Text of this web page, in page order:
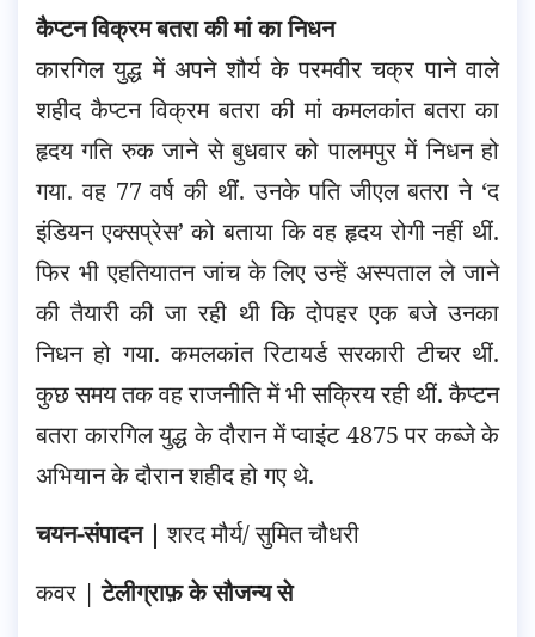
कैप्टन विक्रम बतरा की मां का निधन
कारगिल युद्ध में अपने शौर्य के परमवीर चक्र पाने वाले
शहीद कैप्टन विक्रम बतरा की मां कमलकांत बतरा का
हृदय गति रुक जाने से बुधवार को पालमपुर में निधन हो
गया. वह 77 वर्ष की थीं. उनके पति जीएल बतरा ने ‘द
इंडियन एक्सप्रेस’ को बताया कि वह हृदय रोगी नहीं थीं.
फिर भी एहतियातन जांच के लिए उन्हें अस्पताल ले जाने
की तैयारी की जा रही थी कि दोपहर एक बजे उनका
निधन हो गया. कमलकांत रिटायर्ड सरकारी टीचर थीं.
कुछ समय तक वह राजनीति में भी सक्रिय रही थीं. कैप्टन
बतरा कारगिल युद्ध के दौरान में प्वाइंट 4875 पर कब्जे के
अभियान के दौरान शहीद हो गए थे.
चयन-संपादन | शरद मौर्य/ सुमित चौधरी
कवर |टेलीग्राफ़ के सौजन्य से